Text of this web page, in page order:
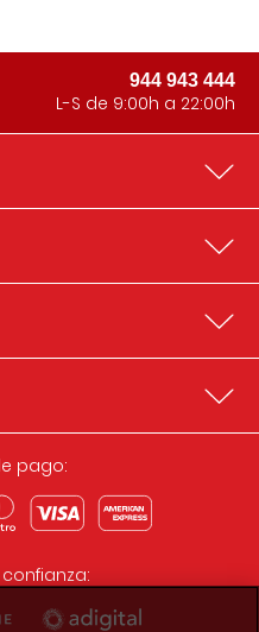
944 943 444
L-S de 9:00h a 22:00h
pago: